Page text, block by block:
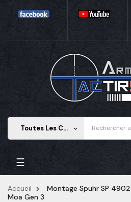
Toutes Les Catégories keyboard_arrow_down
Basculer la navigation
☰
Accueil
Montage Spuhr SP
Moa Gen 3